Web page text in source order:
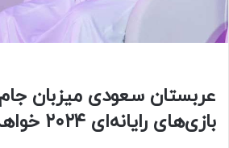
عربستان سعودی میزبان
بازی‌های رایانه‌ای ۲۰۲۴ خواهد بود